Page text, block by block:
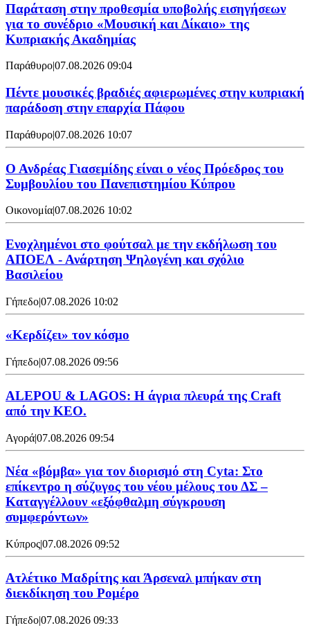
Παράταση στην προθεσμία υποβολής εισηγήσεων
για το συνέδριο «Μουσική και Δίκαιο» της
Κυπριακής Ακαδημίας
Παράθυρο|07.08.2026 09:04
Πέντε μουσικές βραδιές αφιερωμένες στην κυπριακή
παράδοση στην επαρχία Πάφου
Παράθυρο|07.08.2026 10:07
Ο Ανδρέας Γιασεμίδης είναι ο νέος Πρόεδρος του
Συμβουλίου του Πανεπιστημίου Κύπρου
Οικονομία|07.08.2026 10:02
Ενοχλημένοι στο φούτσαλ με την εκδήλωση του
ΑΠΟΕΛ - Ανάρτηση Ψηλογένη και σχόλιο
Βασιλείου
Γήπεδο|07.08.2026 10:02
«Κερδίζει» τον κόσμο
Γήπεδο|07.08.2026 09:56
ALEPOU & LAGOS: Η άγρια πλευρά της Craft
από την ΚΕΟ.
Αγορά|07.08.2026 09:54
Νέα «βόμβα» για τον διορισμό στη Cyta: Στο
επίκεντρο η σύζυγος του νέου μέλους του ΔΣ –
Καταγγέλλουν «εξόφθαλμη σύγκρουση
συμφερόντων»
Κύπρος|07.08.2026 09:52
Ατλέτικο Μαδρίτης και Άρσεναλ μπήκαν στη
διεκδίκηση του Ρομέρο
Γήπεδο|07.08.2026 09:33